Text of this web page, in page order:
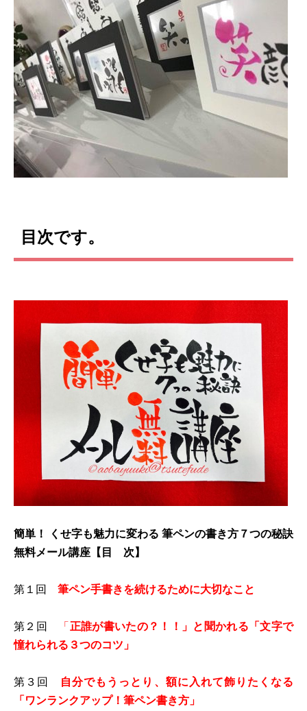
目次です。
簡単！ くせ字も魅力に変わる 筆ペンの書き方７つの秘訣
無料メール講座【目 次】
第１回 筆ペン手書きを続けるために大切なこと
第２回 「 正誰が書いたの？！！」と聞かれる「文字で
憧れられる３つのコツ」
第３回
自分でもうっとり、額に入れて飾りたくなる
「ワンランクアップ！筆ペン書き方」